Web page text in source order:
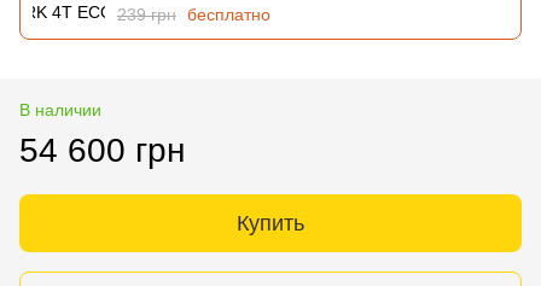
239 грн бесплатно
В наличии
54 600 грн
Купить